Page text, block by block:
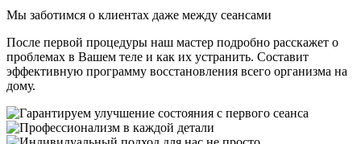
Мы заботимся о клиентах даже между сеансами
После первой процедуры наш мастер подробно расскажет о
проблемах в Вашем теле и как их устранить. Составит
эффективную программу восстановления всего организма на
дому.